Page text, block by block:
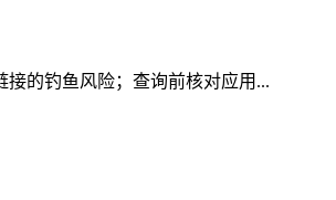
的钓鱼风险；查询前核对应用...